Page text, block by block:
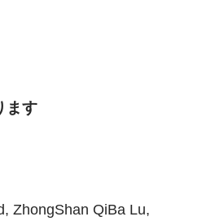
ます
ZhongShan QiBa Lu,